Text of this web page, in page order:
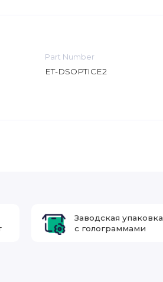
Part Number
ET-DSOPTICE2
Заводская упаковка
с голограммами